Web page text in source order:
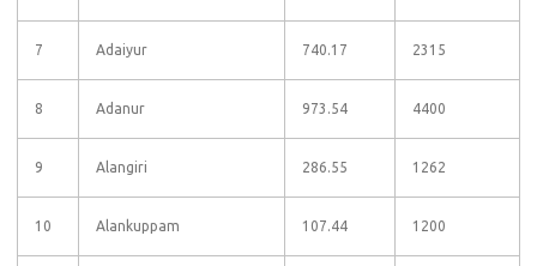
7 Adaiyur 740.17 2315
8 Adanur 973.54 4400
9 Alangiri 286.55 1262
10 Alankuppam 107.44 1200